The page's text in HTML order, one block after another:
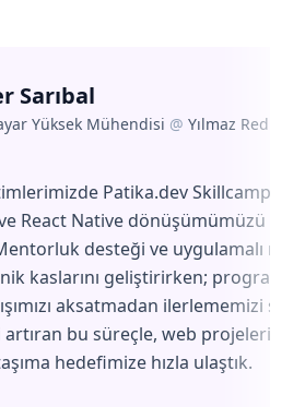
Sarıbal
Yüksek Mühendisi @ Yılmaz
Patika.dev Skillcamp'i
React Native dönüşümümüzü
desteği ve uygulamalı
kaslarını geliştirirken; programın
aksatmadan ilerlememizi
bu süreçle, web
hedefimize hızla ulaştık.